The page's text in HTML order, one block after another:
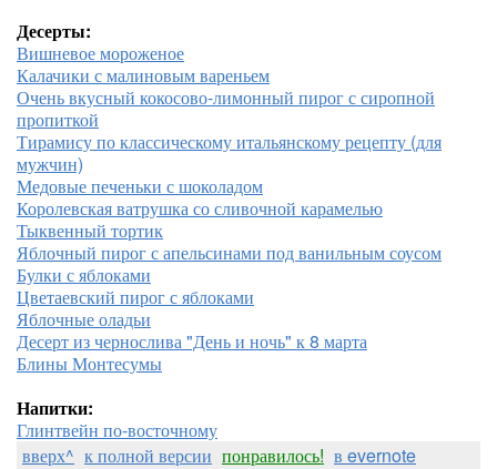
Десерты:
Вишневое мороженое
Калачики с малиновым вареньем
Очень вкусный кокосово-лимонный пирог с сиропной
пропиткой
Тирамису по классическому итальянскому рецепту (для
мужчин)
Медовые печеньки с шоколадом
Королевская ватрушка со сливочной карамелью
Тыквенный тортик
Яблочный пирог с апельсинами под ванильным соусом
Булки с яблоками
Цветаевский пирог с яблоками
Яблочные оладьи
Десерт из чернослива "День и ночь" к 8 марта
Блины Монтесумы
Напитки:
Глинтвейн по-восточному
вверх^ к полной версии понравилось! в evernote